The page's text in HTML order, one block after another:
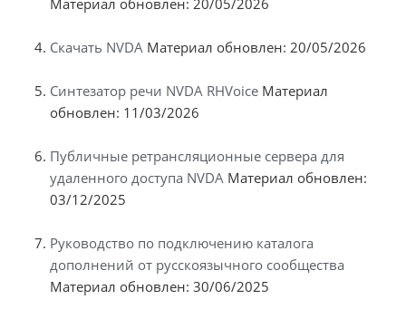
Скачать NVDA Материал обновлен: 20/05/2026
Синтезатор речи NVDA RHVoice Материал
обновлен: 11/03/2026
Публичные ретрансляционные сервера для
удаленного доступа NVDA Материал обновлен:
03/12/2025
Руководство по подключению каталога
дополнений от русскоязычного сообщества
Материал обновлен: 30/06/2025